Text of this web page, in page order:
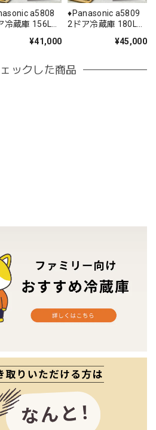
a5808
冷蔵庫 156L
¥41,000
♦️Panasonic a5809
2ドア冷蔵庫 180L
¥45,000
ックした商品